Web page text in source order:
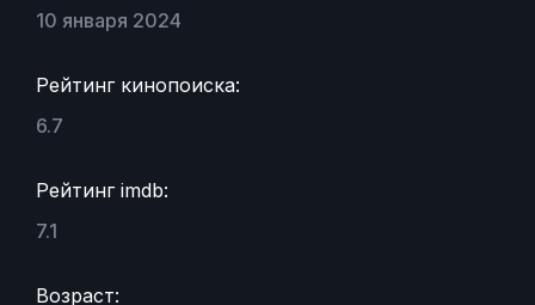
10 января 2024
Рейтинг кинопоиска:
6.7
Рейтинг imdb:
7.1
Возраст: